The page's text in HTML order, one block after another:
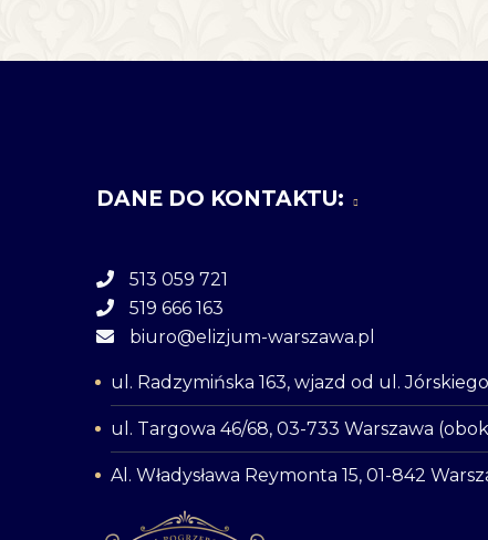
DANE DO KONTAKTU:
513 059 721
519 666 163
biuro@elizjum-warszawa.pl
ul. Radzymińska 163, wjazd od ul.
ul. Targowa 46/68, 03-733 Warszawa
Al. Władysława Reymonta 15, 01-842